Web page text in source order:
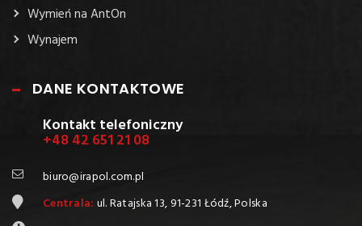
Wymień na AntOn
Wynajem
DANE KONTAKTOWE
Kontakt telefoniczny
+48 42 651 21 08
biuro@irapol.com.pl
Centrala: ul. Ratajska 13, 91-231 Łódź, Polska